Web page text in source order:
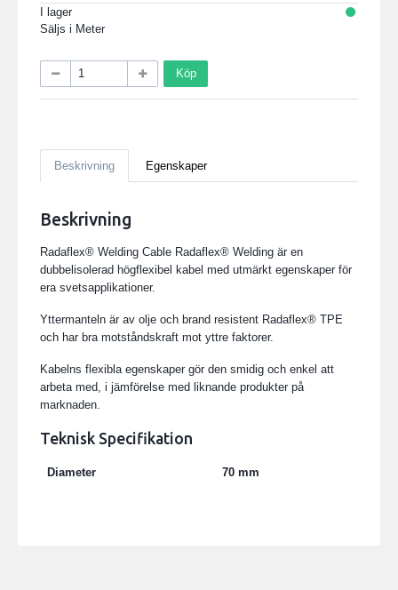
I lager
Säljs i Meter
Köp
Beskrivning Egenskaper
Beskrivning
Radaflex® Welding Cable Radaflex® Welding är en
dubbelisolerad högflexibel kabel med utmärkt egenskaper för
era svetsapplikationer.
Yttermanteln är av olje och brand resistent Radaflex® TPE
och har bra motståndskraft mot yttre faktorer.
Kabelns flexibla egenskaper gör den smidig och enkel att
arbeta med, i jämförelse med liknande produkter på
marknaden.
Teknisk Specifikation
Diameter 70 mm